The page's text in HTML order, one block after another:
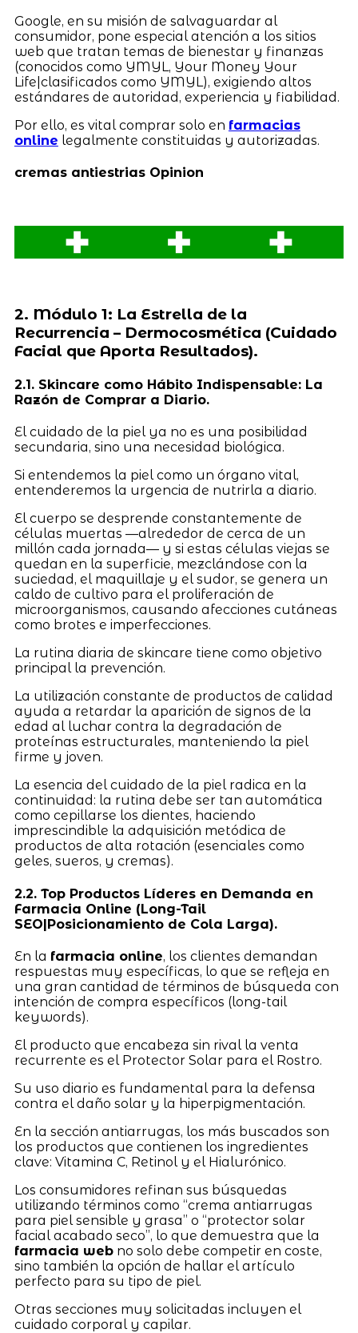
Google, en su misión de salvaguardar al
consumidor, pone especial atención a los sitios
web que tratan temas de bienestar y finanzas
(conocidos como YMYL, Your Money Your
Life|clasificados como YMYL), exigiendo altos
estándares de autoridad, experiencia y fiabilidad.
Por ello, es vital comprar solo en farmacias
online legalmente constituidas y autorizadas.
cremas antiestrias Opinion
2. Módulo 1: La Estrella de la
Recurrencia – Dermocosmética (Cuidado
Facial que Aporta Resultados).
2.1. Skincare como Hábito Indispensable: La
Razón de Comprar a Diario.
El cuidado de la piel ya no es una posibilidad
secundaria, sino una necesidad biológica.
Si entendemos la piel como un órgano vital,
entenderemos la urgencia de nutrirla a diario.
El cuerpo se desprende constantemente de
células muertas —alrededor de cerca de un
millón cada jornada— y si estas células viejas se
quedan en la superficie, mezclándose con la
suciedad, el maquillaje y el sudor, se genera un
caldo de cultivo para el proliferación de
microorganismos, causando afecciones cutáneas
como brotes e imperfecciones.
La rutina diaria de skincare tiene como objetivo
principal la prevención.
La utilización constante de productos de calidad
ayuda a retardar la aparición de signos de la
edad al luchar contra la degradación de
proteínas estructurales, manteniendo la piel
firme y joven.
La esencia del cuidado de la piel radica en la
continuidad: la rutina debe ser tan automática
como cepillarse los dientes, haciendo
imprescindible la adquisición metódica de
productos de alta rotación (esenciales como
geles, sueros, y cremas).
2.2. Top Productos Líderes en Demanda en
Farmacia Online (Long-Tail
SEO|Posicionamiento de Cola Larga).
En la farmacia online, los clientes demandan
respuestas muy específicas, lo que se refleja en
una gran cantidad de términos de búsqueda con
intención de compra específicos (long-tail
keywords).
El producto que encabeza sin rival la venta
recurrente es el Protector Solar para el Rostro.
Su uso diario es fundamental para la defensa
contra el daño solar y la hiperpigmentación.
En la sección antiarrugas, los más buscados son
los productos que contienen los ingredientes
clave: Vitamina C, Retinol y el Hialurónico.
Los consumidores refinan sus búsquedas
utilizando términos como “crema antiarrugas
para piel sensible y grasa” o “protector solar
facial acabado seco”, lo que demuestra que la
farmacia webno solo debe competir en coste,
sino también la opción de hallar el artículo
perfecto para su tipo de piel.
Otras secciones muy solicitadas incluyen el
cuidado corporal y capilar.